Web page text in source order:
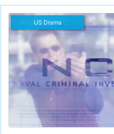
US Drama